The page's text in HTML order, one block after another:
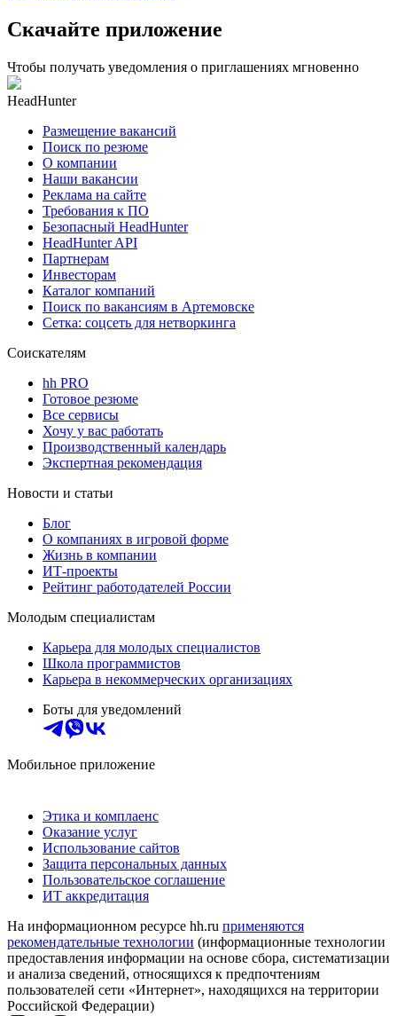
Скачайте приложение
Чтобы получать уведомления о приглашениях мгновенно
HeadHunter
Размещение вакансий
Поиск по резюме
О компании
Наши вакансии
Реклама на сайте
Требования к ПО
Безопасный HeadHunter
HeadHunter API
Партнерам
Инвесторам
Каталог компаний
Поиск по вакансиям в Артемовске
Сетка: соцсеть для нетворкинга
Соискателям
hh PRO
Готовое резюме
Все сервисы
Хочу у вас работать
Производственный календарь
Экспертная рекомендация
Новости и статьи
Блог
О компаниях в игровой форме
Жизнь в компании
ИТ-проекты
Рейтинг работодателей России
Молодым специалистам
Карьера для молодых специалистов
Школа программистов
Карьера в некоммерческих организациях
Боты для уведомлений
Мобильное приложение
Этика и комплаенс
Оказание услуг
Использование сайтов
Защита персональных данных
Пользовательское соглашение
ИТ аккредитация
На информационном ресурсе hh.ru применяются
рекомендательные технологии (информационные технологии
предоставления информации на основе сбора, систематизации
и анализа сведений, относящихся к предпочтениям
пользователей сети «Интернет», находящихся на территории
Российской Федерации)